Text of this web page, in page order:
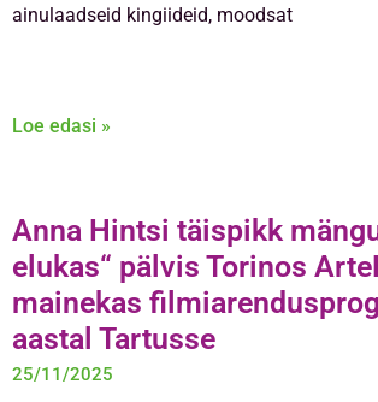
ainulaadseid kingiideid, moodsat
Loe edasi »
Anna Hintsi täispikk
elukas“ pälvis Torinos
mainekas
aastal Tartusse
25/11/2025